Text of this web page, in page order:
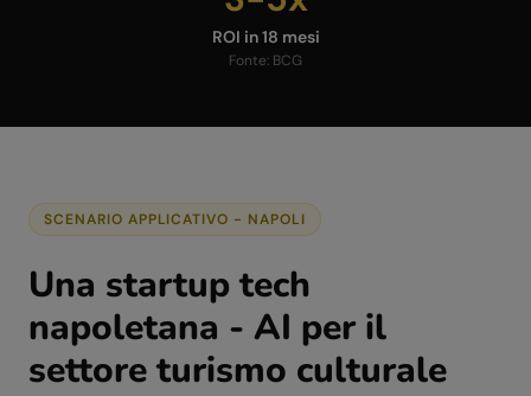
ROI in 18 mesi
Fonte: BCG
SCENARIO APPLICATIVO - NAPOLI
Una startup tech
napoletana - AI per il
settore turismo culturale